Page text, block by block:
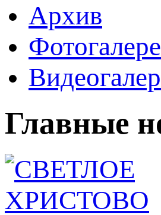
Архив
Главные